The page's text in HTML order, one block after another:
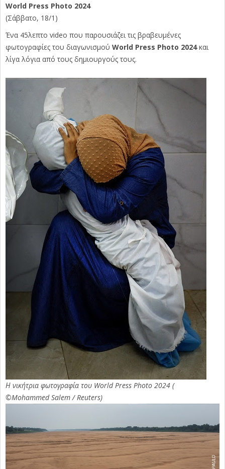
World Press Photo 2024
(Σάββατο, 18/1)
Ένα 45λεπτο video που παρουσιάζει τις βραβευμένες
φωτογραφίες του διαγωνισμού World Press Photo 2024και
λίγα λόγια από τους δημιουργούς τους.
Η νικήτρια φωτογραφία του World Press Photo 2024 (
©Mohammed Salem / Reuters)